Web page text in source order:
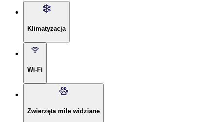
Klimatyzacja
Wi-Fi
Zwierzęta mile widziane